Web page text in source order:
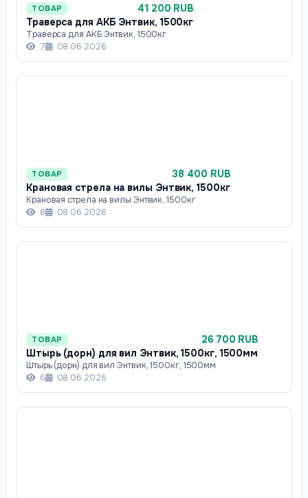
ТОВАР
41 200 RUB
Траверса для АКБ Энтвик, 1500кг
Траверса для АКБ Энтвик, 1500кг
7
08.06.2026
ТОВАР
38 400 RUB
Крановая стрела на вилы Энтвик, 1500кг
Крановая стрела на вилы Энтвик, 1500кг
8
08.06.2026
ТОВАР
26 700 RUB
Штырь (дорн) для вил Энтвик, 1500кг, 1500мм
Штырь (дорн) для вил Энтвик, 1500кг, 1500мм
6
08.06.2026